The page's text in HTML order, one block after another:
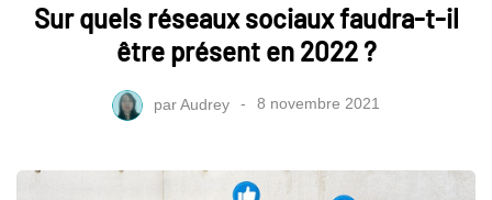
Sur quels réseaux sociaux faudra-t-il
être présent en 2022 ?
parAudrey 8 novembre 2021